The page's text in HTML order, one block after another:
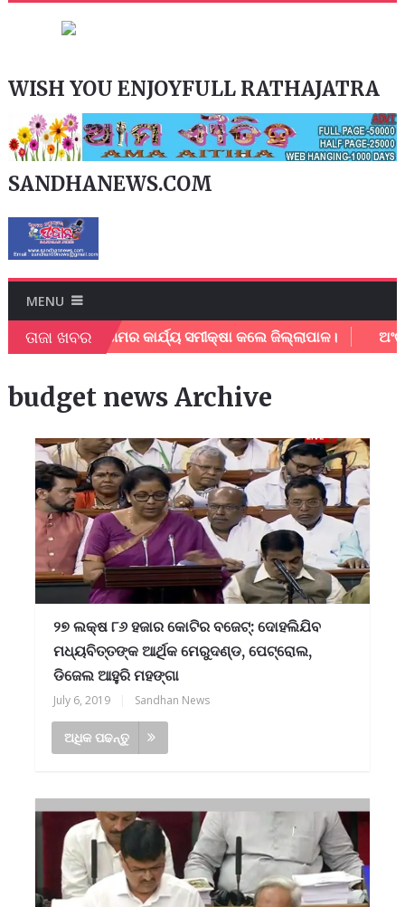
WISH YOU ENJOYFULL RATHAJATRA
SANDHANEWS.COM
MENU
ତାଜା ଖବର
ନିଗମର କାର୍ଯ୍ୟ ସମୀକ୍ଷା କଲେ ଜିଲ୍ଲାପାଳ। ଅଂଚଳ
budget news Archive
୨୭ ଲକ୍ଷ ୮୬ ହଜାର କୋଟିର ବଜେଟ୍: ଦୋହଲିଯିବ
ମଧ୍ୟବିତ୍ତଙ୍କ ଆର୍ଥିକ ମେରୁଦଣ୍ଡ, ପେଟ୍ରୋଲ,
ଡିଜେଲ ଆହୁରି ମହଙ୍ଗା
July 6, 2019 Sandhan News
ଅଧିକ ପଢନ୍ତୁ